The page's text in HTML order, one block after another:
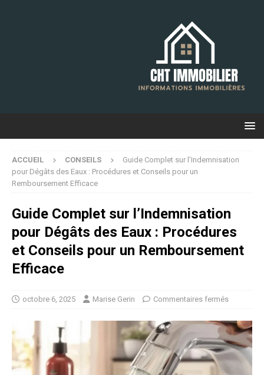
ACCUEIL CONSEILS
Guide Complet sur l’Indemnisation
pour Dégâts des Eaux : Procédures et Conseils pour un
Remboursement Efficace
Guide Complet sur l’Indemnisation
pour Dégâts des Eaux : Procédures
et Conseils pour un Remboursement
Efficace
octobre 6, 2025 Marise Gerin Commentaires fermés